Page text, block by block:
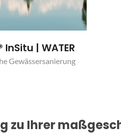
InSitu | WATER
Gewässersanierung
zu Ihrer